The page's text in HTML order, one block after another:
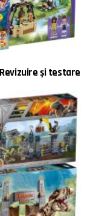
și testare